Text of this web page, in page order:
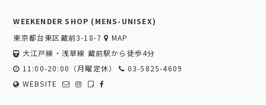
WEEKENDER SHOP (MENS-UNISEX)
東京都台東区蔵前3-18-7
MAP
大江戸線・浅草線 蔵前駅から徒歩4分
11:00-20:00（月曜定休）
03-5825-4609
WEBSITE